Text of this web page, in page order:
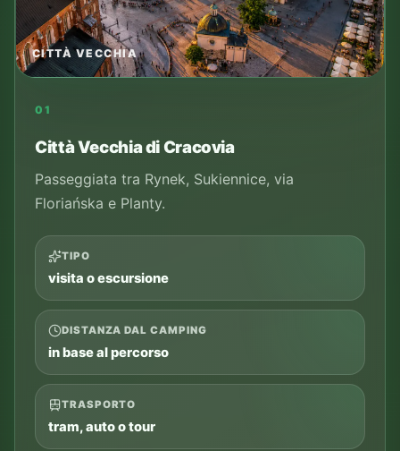
CITTÀ VECCHIA
01
Città Vecchia di Cracovia
Passeggiata tra Rynek, Sukiennice, via
Floriańska e Planty.
TIPO
visita o escursione
DISTANZA DAL CAMPING
in base al percorso
TRASPORTO
tram, auto o tour